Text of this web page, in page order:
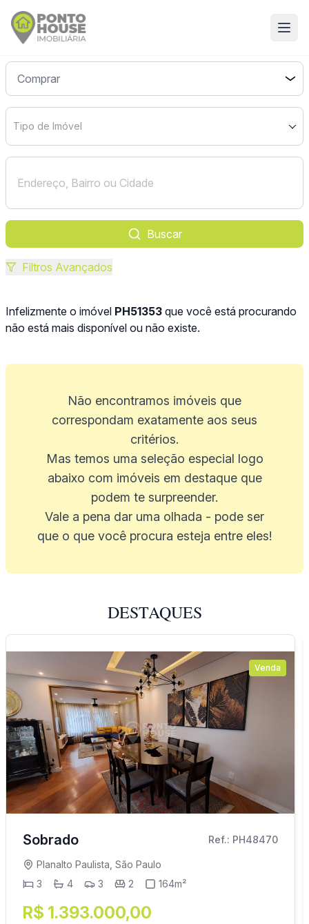
Tipo de Imóvel
Buscar
Filtros Avançados
Infelizmente o imóvel PH51353 que você está procurando
não está mais disponível ou não existe.
Não encontramos imóveis que
correspondam exatamente aos seus
critérios.
Mas temos uma seleção especial logo
abaixo com imóveis em destaque que
podem te surpreender.
Vale a pena dar uma olhada - pode ser
que o que você procura esteja entre eles!
DESTAQUES
Venda
Sobrado Ref.: PH48470
Planalto Paulista, São Paulo
3
4 3 2 164m²
R$ 1.393.000,00